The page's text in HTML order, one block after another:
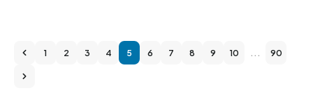
1 2 3 4 5 6 7 8 9 10 ... 90